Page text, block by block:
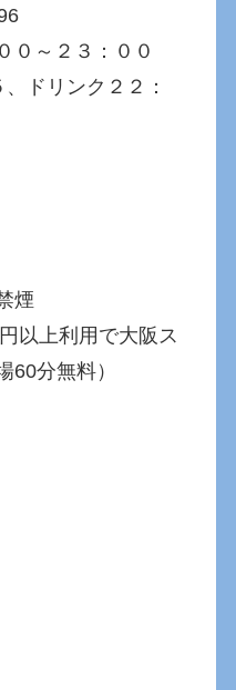
～２３：００
ドリンク２２：
煙
上利用で大阪ス
60分無料）